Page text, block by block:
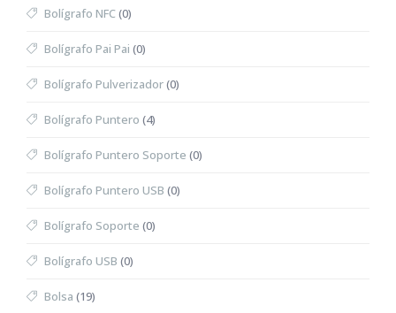
Bolígrafo NFC(0)
Bolígrafo Pai Pai (0)
Bolígrafo Pulverizador(0)
Bolígrafo Puntero (4)
Bolígrafo Puntero Soporte (0)
Bolígrafo Puntero USB (0)
Bolígrafo Soporte (0)
Bolígrafo USB (0)
Bolsa (19)